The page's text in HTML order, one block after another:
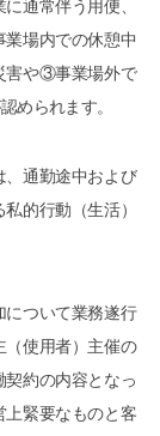
通常伴う用便、
場内での休憩中
害や③事業場外で
められます。
通勤途中および
的行動（生活）
ついて業務遂行
（使用者）主催の
約の内容となっ
上緊要なものと客